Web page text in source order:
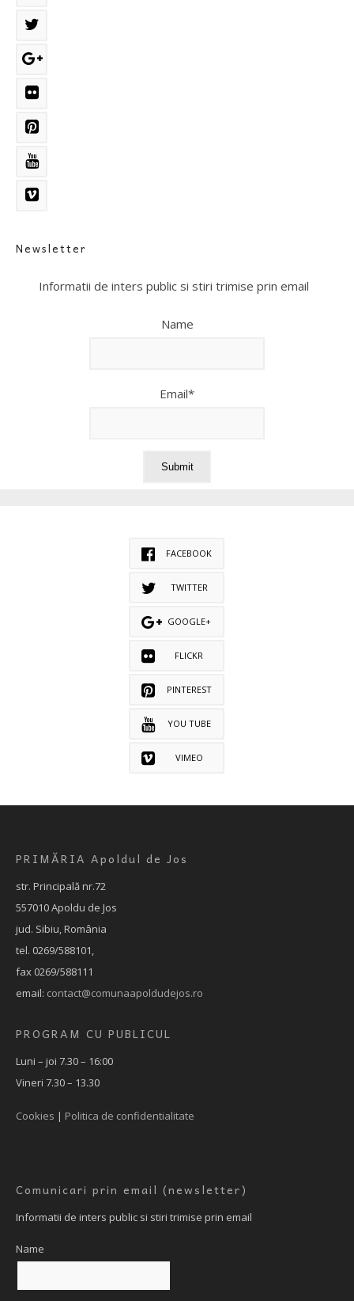
Newsletter
Informatii de inters public si stiri trimise prin email
Name
Email*
FACEBOOK
TWITTER
GOOGLE+
FLICKR
PINTEREST
YOU TUBE
VIMEO
PRIMĂRIA Apoldul de Jos
str. Principală nr.72
557010 Apoldu de Jos
jud. Sibiu, România
tel. 0269/588101,
fax 0269/588111
email: contact@comunaapoldudejos.ro
PROGRAM CU PUBLICUL
Luni – joi 7.30 – 16:00
Vineri 7.30 – 13.30
Cookies | Politica de confidentialitate
Comunicari prin email (newsletter)
Informatii de inters public si stiri trimise prin email
Name